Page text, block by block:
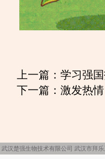
上一篇： 学习强
下一篇： 激发热
武汉楚强生物技术有限公司 武汉市拜